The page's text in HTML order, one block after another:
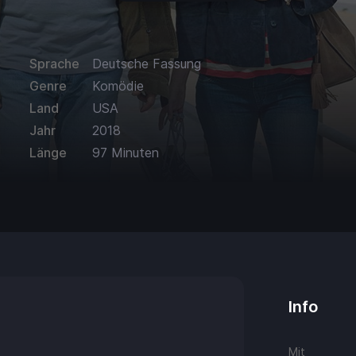
Sprache
Deutsche Fassung
Genre
Komödie
Land
USA
Jahr
2018
Länge
97 Minuten
Info
Mit